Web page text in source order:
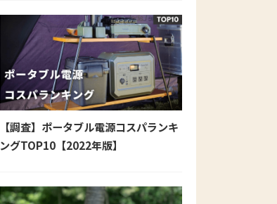
【調査】ポータブル電源コスパランキ
ングTOP10【2022年版】